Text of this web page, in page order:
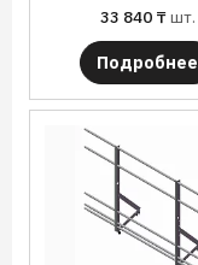
33 840 ₸шт.
Подробнее